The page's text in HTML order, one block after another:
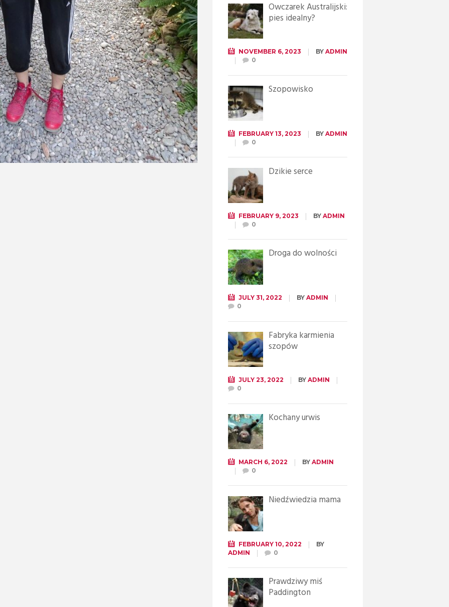
Owczarek Australijski:
pies idealny?
NOVEMBER 6, 2023 BY ADMIN
0
Szopowisko
FEBRUARY 13, 2023 BY ADMIN
0
Dzikie serce
FEBRUARY 9, 2023 BY ADMIN
0
Droga do wolności
JULY 31, 2022 BY ADMIN
0
Fabryka karmienia
szopów
JULY 23, 2022 BY ADMIN
0
Kochany urwis
MARCH 6, 2022 BY ADMIN
0
Niedźwiedzia mama
FEBRUARY 10, 2022
BY
ADMIN
0
Prawdziwy miś
Paddington